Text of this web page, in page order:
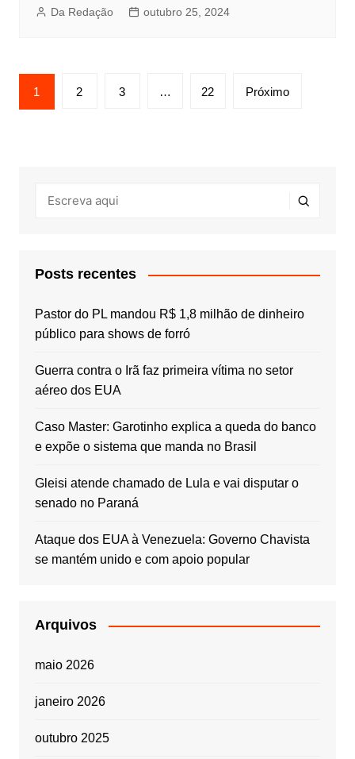
Da Redação outubro 25, 2024
Paginação
de
1 2 3 … 22 Próximo
Posts recentes
Pastor do PL mandou R$ 1,8 milhão de dinheiro
público para shows de forró
Guerra contra o Irã faz primeira vítima no setor
aéreo dos EUA
Caso Master: Garotinho explica a queda do banco
e expõe o sistema que manda no Brasil
Gleisi atende chamado de Lula e vai disputar o
senado no Paraná
Ataque dos EUA à Venezuela: Governo Chavista
se mantém unido e com apoio popular
Arquivos
maio 2026
janeiro 2026
outubro 2025